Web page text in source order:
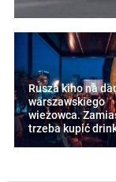
Rusza kino na
warszawskiego
wieżowca.
trzeba kupić